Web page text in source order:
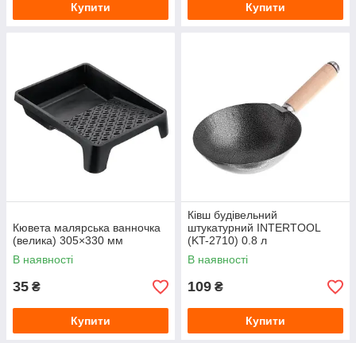
Купити Купити
Кювета малярська ванночка
(велика) 305×330 мм
В наявності
35 ₴
Купити
Ківш будівельний
штукатурний INTERTOOL
(KT-2710) 0.8 л
В наявності
109 ₴
Купити